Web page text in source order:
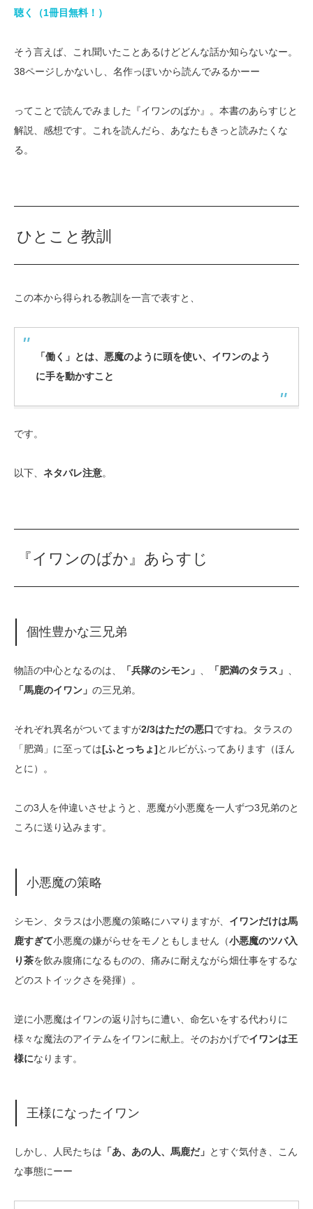
聴く（1冊目無料！）
そう言えば、これ聞いたことあるけどどんな話か知らないなー。
38ページしかないし、名作っぽいから読んでみるかーー
ってことで読んでみました『イワンのばか』。本書のあらすじと
解説、感想です。これを読んだら、あなたもきっと読みたくな
る。
ひとこと教訓
この本から得られる教訓を一言で表すと、
「働く」とは、悪魔のように頭を使い、イワンのよう
に手を動かすこと
です。
以下、 ネタバレ注意。
『イワンのばか』あらすじ
個性豊かな三兄弟
物語の中心となるのは、 「兵隊のシモン」 「肥満のタラス」
「馬鹿のイワン」 の三兄弟。
それぞれ異名がついてますが2/3はただの悪口ですね。タラスの
「肥満」に至っては[ふとっちょ]とルビがふってあります（ほん
とに）。
この3人を仲違いさせようと、悪魔が小悪魔を一人ずつ3兄弟のと
ころに送り込みます。
小悪魔の策略
シモン、タラスは小悪魔の策略にハマりますが、 イワンだけは馬
鹿すぎて小悪魔の嫌がらせをモノともしません（小悪魔のツバ入
り茶を飲み腹痛になるものの、痛みに耐えながら畑仕事をするな
どのストイックさを発揮）。
逆に小悪魔はイワンの返り討ちに遭い、命乞いをする代わりに
様々な魔法のアイテムをイワンに献上。そのおかげでイワンは王
様になります。
王様になったイワン
しかし、人民たちは 「あ、あの人、馬鹿だ」 とすぐ気付き、こん
な事態にーー